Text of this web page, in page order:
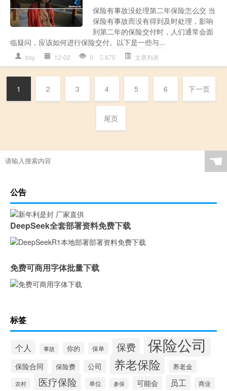
保险有事故没处理第二年保险怎么交 当
保险有事故而没有得到及时处理，影响
到第二年的保险交付时，人们通常会面
临疑问，应该如何进行保险交付。以下是一些与...
bxy 12-02 0 875 文章列表
1 2 3 4 5 6 下一页
尾页
☚
公告
DeepSeek全套部署资料免费下载
免费可商用字体批量下载
标签
个人 事故 你的 保单 保费 保险公司
保险合同 保险费 公司 养老保险 养老金
农村 医疗保险 单位 参保 可能会 员工
商业